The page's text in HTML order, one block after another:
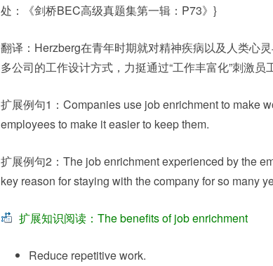
处：《剑桥BEC高级真题集第一辑：P73》}
翻译：Herzberg在青年时期就对精神疾病以及人类心
多公司的工作设计方式，力挺通过“工作丰富化”刺激员
扩展例句1：Companies use job enrichment to make
employees to make it easier to keep them.
扩展例句2：The job enrichmentexperienced by the
key reason for staying with the company for so many
扩展知识阅读：The benefits of job enrichment
Reduce repetitive work.